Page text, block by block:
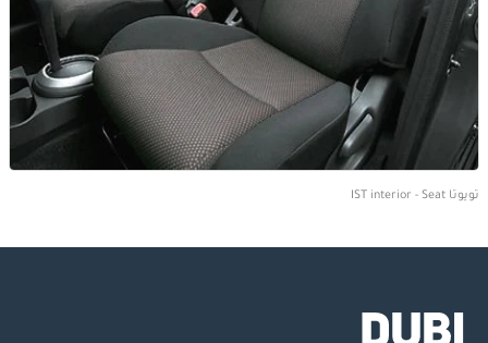
تويوتا IST interior - Seat